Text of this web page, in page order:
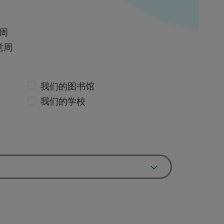
周
我们的图书馆
我们的学校